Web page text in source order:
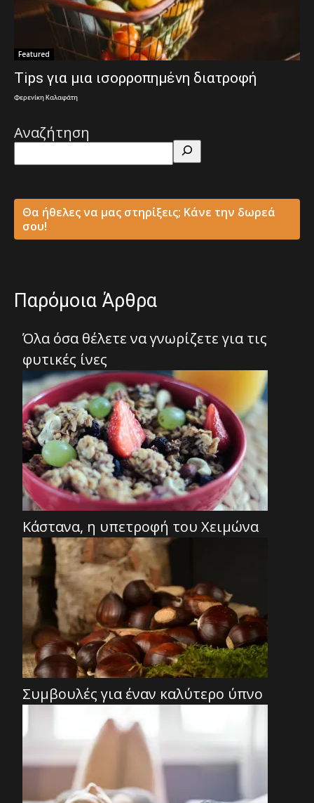
Featured
Tips για μια ισορροπημένη διατροφή
Φερενίκη Καλαφάτη
Αναζήτηση
Θα ήθελες να μας στηρίξεις; Κάνε την δωρεά
σου!
Παρόμοια Άρθρα
Όλα όσα θέλετε να γνωρίζετε για τις
φυτικές ίνες
Κάστανα, η υπετροφή του Χειμώνα
Συμβουλές για έναν καλύτερο ύπνο